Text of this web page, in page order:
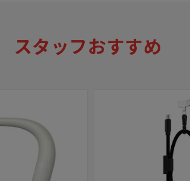
スタッフおすすめ